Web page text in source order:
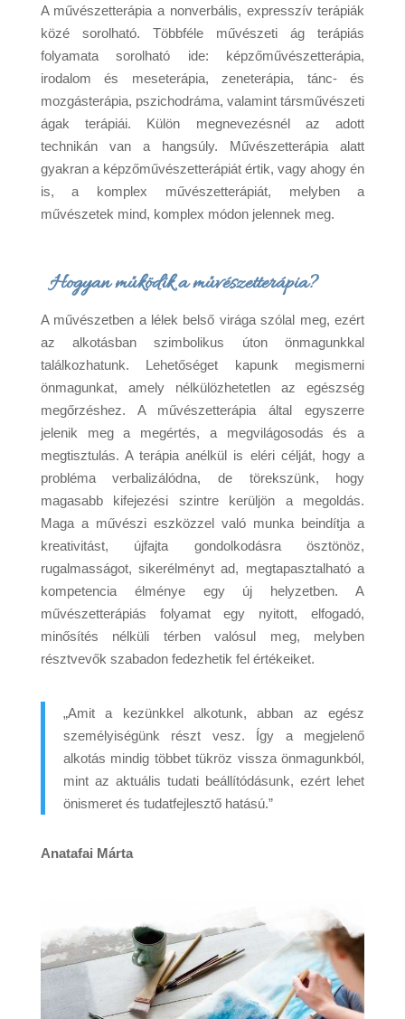
A művészetterápia a nonverbális, expresszív terápiák
közé sorolható. Többféle művészeti ág terápiás
folyamata sorolható ide: képzőművészetterápia,
irodalom és meseterápia, zeneterápia, tánc- és
mozgásterápia, pszichodráma, valamint társművészeti
ágak terápiái. Külön megnevezésnél az adott
technikán van a hangsúly. Művészetterápia alatt
gyakran a képzőművészetterápiát értik, vagy ahogy én
is, a komplex művészetterápiát, melyben a
művészetek mind, komplex módon jelennek meg.
Hogyan működik a művészetterápia?
A művészetben a lélek belső virága szólal meg, ezért
az alkotásban szimbolikus úton önmagunkkal
találkozhatunk. Lehetőséget kapunk megismerni
önmagunkat, amely nélkülözhetetlen az egészség
megőrzéshez. A művészetterápia által egyszerre
jelenik meg a megértés, a megvilágosodás és a
megtisztulás. A terápia anélkül is eléri célját, hogy a
probléma verbalizálódna, de törekszünk, hogy
magasabb kifejezési szintre kerüljön a megoldás.
Maga a művészi eszközzel való munka beindítja a
kreativitást, újfajta gondolkodásra ösztönöz,
rugalmasságot, sikerélményt ad, megtapasztalható a
kompetencia élménye egy új helyzetben. A
művészetterápiás folyamat egy nyitott, elfogadó,
minősítés nélküli térben valósul meg, melyben
résztvevők szabadon fedezhetik fel értékeiket.
„Amit a kezünkkel alkotunk, abban az egész
személyiségünk részt vesz. Így a megjelenő
alkotás mindig többet tükröz vissza önmagunkból,
mint az aktuális tudati beállítódásunk, ezért lehet
önismeret és tudatfejlesztő hatású.”
Anatafai Márta